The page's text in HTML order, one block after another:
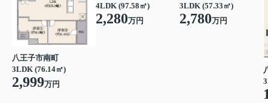
八王子市南町
3LDK (76.14㎡)
2,999万円
4LDK (97.58㎡)
2,280万円
3LDK (57.33㎡)
2,780万円